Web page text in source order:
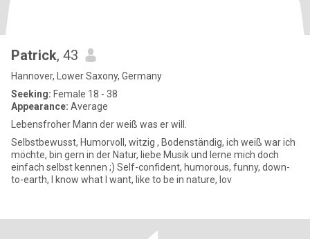
Patrick, 43
Hannover, Lower Saxony, Germany
Seeking: Female 18 - 38
Appearance: Average
Lebensfroher Mann der weiß was er will.
Selbstbewusst, Humorvoll, witzig , Bodenständig, ich weiß war ich
möchte, bin gern in der Natur, liebe Musik und lerne mich doch
einfach selbst kennen ;) Self-confident, humorous, funny, down-
to-earth, I know what I want, like to be in nature, lov